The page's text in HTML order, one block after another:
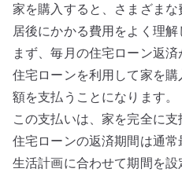
家を購入すると、さまざま
居後にかかる費用をよく理解
まず、毎月の住宅ローン返済
住宅ローンを利用して家を
額を支払うことになります。
この支払いは、家を完全に支
住宅ローンの返済期間は通
生活計画に合わせて期間を設